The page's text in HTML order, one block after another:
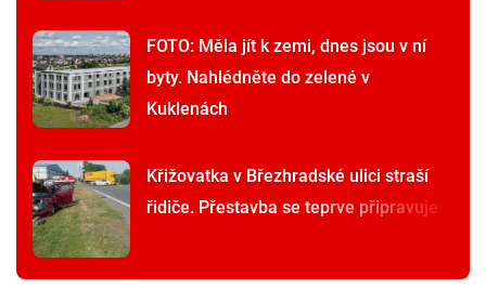
FOTO: Měla jít k zemi, dnes jsou v ní
byty. Nahlédněte do zelené v
Kuklenách
Křižovatka v Březhradské ulici straší
řidiče. Přestavba se teprve připravuje